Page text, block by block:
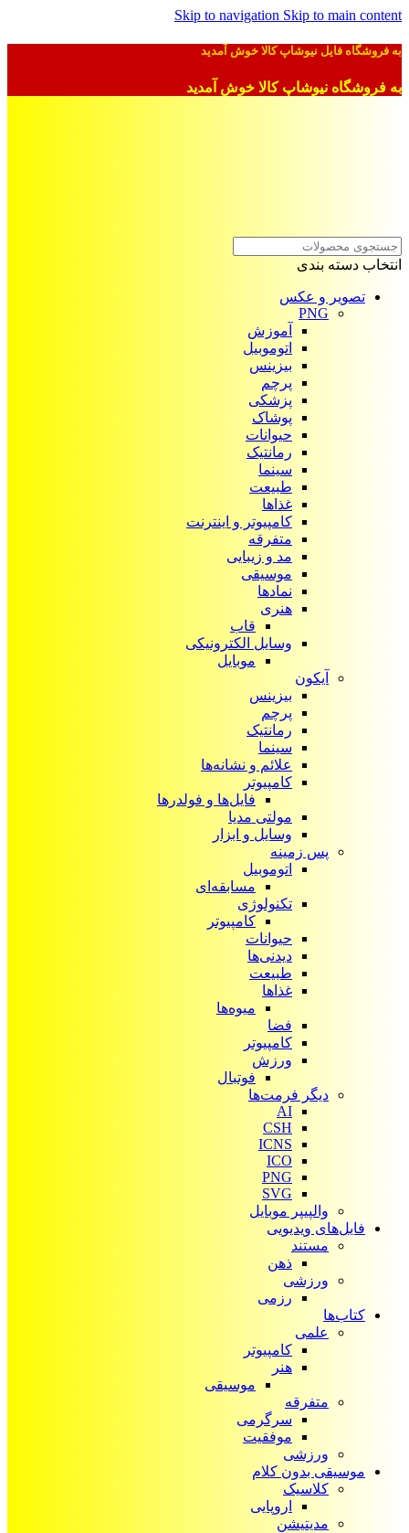
Skip to navigation Skip to main content
به فروشگاه فایل نیوشاپ کالا خوش آمدید
به فروشگاه نیوشاپ کالا خوش آمدید
انتخاب دسته بندی
تصویر و عکس
PNG
آموزش
اتوموبیل
بیزینس
پرچم
پزشکی
پوشاک
حیوانات
رمانتیک
سینما
طبیعت
غذاها
کامپیوتر و اینترنت
متفرقه
مد و زیبایی
موسیقی
نمادها
هنری
قاب
وسایل الکترونیکی
موبایل
آیکون‌
بیزینس
پرچم
رمانتیک
سینما
علائم و نشانه‌ها
کامپیوتر
فایل‌ها و فولدرها
مولتی مدیا
وسایل و ابزار
پس زمینه
اتوموبیل
مسابقه‌ای
تکنولوژی
کامپیوتر
حیوانات
دیدنی‌ها
طبیعت
غذاها
میوه‌ها
فضا
کامپیوتر
ورزش
فوتبال
دیگر فرمت‌ها
AI
CSH
ICNS
ICO
PNG
SVG
والپیپر موبایل
فایل‌های ویدیویی
مستند
ذهن
ورزشی
رزمی
کتاب‌ها
علمی
کامپیوتر
هنر
موسیقی
متفرقه
سرگرمی
موفقیت
ورزشی
موسیقی بدون کلام
کلاسیک
اروپایی
مدیتیشن